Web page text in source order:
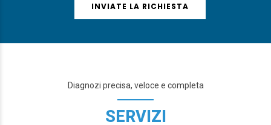
INVIATE LA RICHIESTA
Diagnozi precisa, veloce e completa
SERVIZI